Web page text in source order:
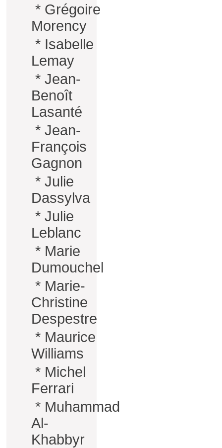
* Grégoire
Morency
* Isabelle
Lemay
* Jean-
Benoît
Lasanté
* Jean-
François
Gagnon
* Julie
Dassylva
* Julie
Leblanc
* Marie
Dumouchel
* Marie-
Christine
Despestre
* Maurice
Williams
* Michel
Ferrari
* Muhammad
Al-
Khabbyr